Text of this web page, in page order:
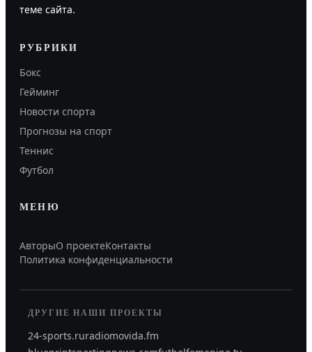
теме сайта.
РУБРИКИ
Бокс
Гейминг
Новости спорта
Прогнозы на спорт
Теннис
Футбол
МЕНЮ
АвторыО проектеКонтакты
Политика конфиденциальности
ДРУГИЕ НАШИ ПРОЕКТЫ
24-sports.ruradiomovida.fm